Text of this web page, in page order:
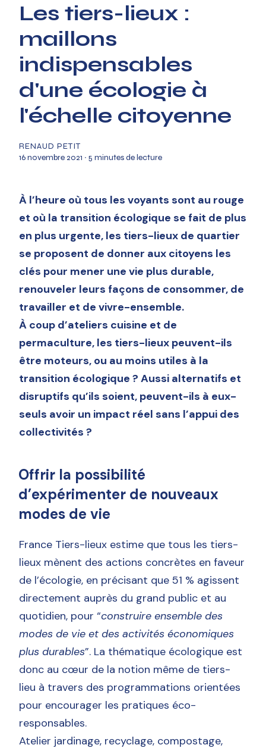
Les tiers-lieux :
maillons
indispensables
d'une écologie à
l'échelle citoyenne
RENAUD PETIT
16 novembre 2021 ∙ 5 minutes de lecture
À l’heure où tous les voyants sont au rouge
et où la transition écologique se fait de plus
en plus urgente, les tiers-lieux de quartier
se proposent de donner aux citoyens les
clés pour mener une vie plus durable,
renouveler leurs façons de consommer, de
travailler et de vivre-ensemble.
À coup d’ateliers cuisine et de
permaculture, les tiers-lieux peuvent-ils
être moteurs, ou au moins utiles à la
transition écologique ? Aussi alternatifs et
disruptifs qu’ils soient, peuvent-ils à eux-
seuls avoir un impact réel sans l’appui des
collectivités ?
Offrir la possibilité
d’expérimenter de nouveaux
modes de vie
France Tiers-lieux estime que tous les tiers-
lieux mènent des actions concrètes en faveur
de l’écologie, en précisant que 51 % agissent
directement auprès du grand public et au
quotidien, pour “construire ensemble des
modes de vie et des activités économiques
plus durables”. La thématique écologique est
donc au cœur de la notion même de tiers-
lieu à travers des programmations orientées
pour encourager les pratiques éco-
responsables.
Atelier jardinage, recyclage, compostage,